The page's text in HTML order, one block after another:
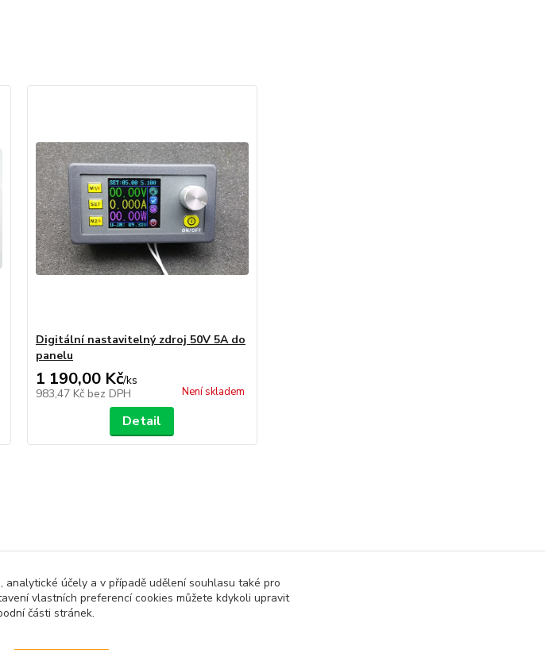
Digitální nastavitelný zdroj 50V 5A do
panelu
1 190,00 Kč/ks
983,47 Kč bez DPH Není skladem
Detail
účely a v případě udělení souhlasu také pro
vlastních preferencí cookies můžete kdykoli upravit
části stránek.